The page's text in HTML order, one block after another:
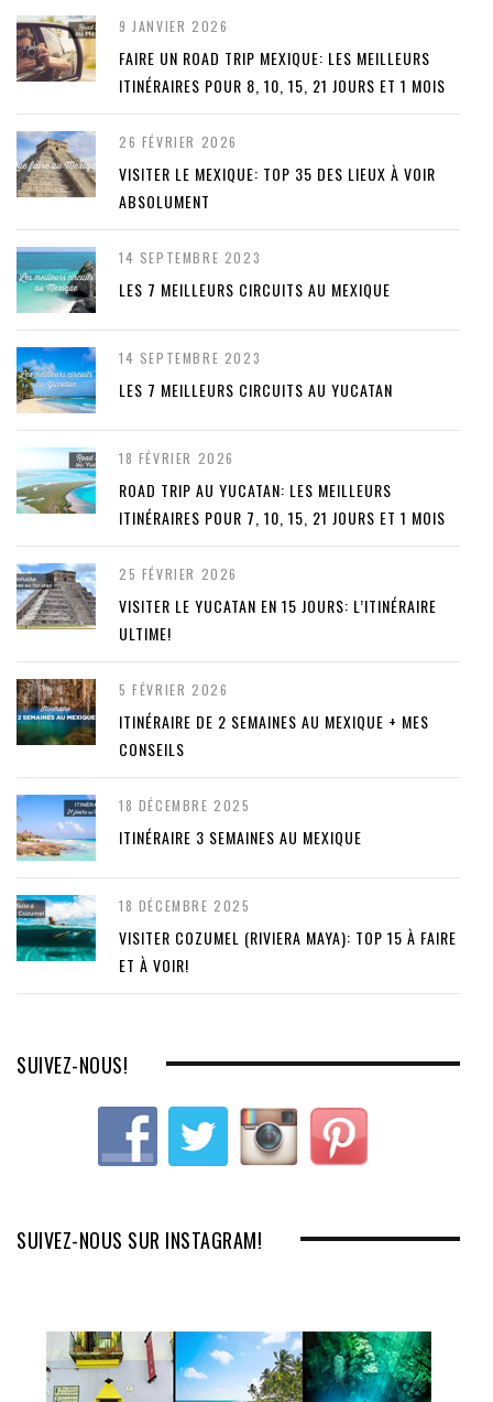
9 JANVIER 2026
FAIRE UN ROAD TRIP MEXIQUE: LES MEILLEURS
ITINÉRAIRES POUR 8, 10, 15, 21 JOURS ET 1 MOIS
26 FÉVRIER 2026
VISITER LE MEXIQUE: TOP 35 DES LIEUX À VOIR
ABSOLUMENT
14 SEPTEMBRE 2023
LES 7 MEILLEURS CIRCUITS AU MEXIQUE
14 SEPTEMBRE 2023
LES 7 MEILLEURS CIRCUITS AU YUCATAN
18 FÉVRIER 2026
ROAD TRIP AU YUCATAN: LES MEILLEURS
ITINÉRAIRES POUR 7, 10, 15, 21 JOURS ET 1 MOIS
25 FÉVRIER 2026
VISITER LE YUCATAN EN 15 JOURS: L’ITINÉRAIRE
ULTIME!
5 FÉVRIER 2026
ITINÉRAIRE DE 2 SEMAINES AU MEXIQUE + MES
CONSEILS
18 DÉCEMBRE 2025
ITINÉRAIRE 3 SEMAINES AU MEXIQUE
18 DÉCEMBRE 2025
VISITER COZUMEL (RIVIERA MAYA): TOP 15 À FAIRE
ET À VOIR!
SUIVEZ-NOUS!
SUIVEZ-NOUS SUR INSTAGRAM!